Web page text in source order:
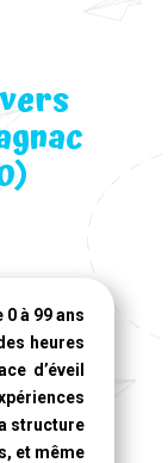
à 99 ans
heures
d’éveil
structure
et même